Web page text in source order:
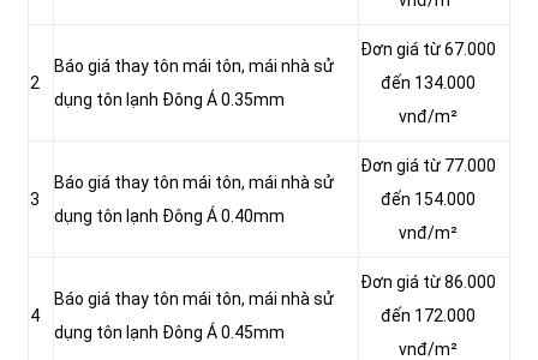
2
Báo giá thay tôn mái tôn, mái nhà sử
dụng tôn lạnh Đông Á 0.35mm
Đơn giá từ 67.000
đến 134.000
vnđ/m²
3
Báo giá thay tôn mái tôn, mái nhà sử
dụng tôn lạnh Đông Á 0.40mm
Đơn giá từ 77.000
đến 154.000
vnđ/m²
4
Báo giá thay tôn mái tôn, mái nhà sử
dụng tôn lạnh Đông Á 0.45mm
Đơn giá từ 86.000
đến 172.000
vnđ/m²